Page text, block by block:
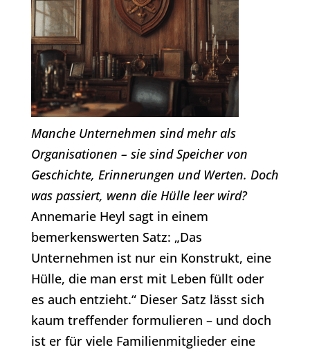
Manche Unternehmen sind mehr als
Organisationen – sie sind Speicher von
Geschichte, Erinnerungen und Werten. Doch
was passiert, wenn die Hülle leer wird?
Annemarie Heyl sagt in einem
bemerkenswerten Satz: „Das
Unternehmen ist nur ein Konstrukt, eine
Hülle, die man erst mit Leben füllt oder
es auch entzieht.“ Dieser Satz lässt sich
kaum treffender formulieren – und doch
ist er für viele Familienmitglieder eine